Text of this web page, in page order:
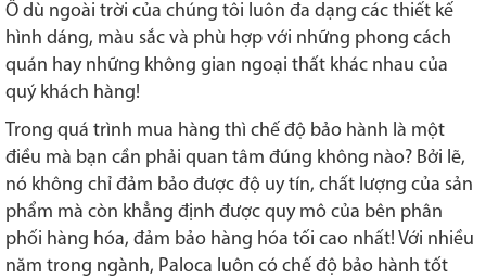
Ô dù ngoài trời của chúng tôi luôn đa dạng các thiết kế
hình dáng, màu sắc và phù hợp với những phong cách
quán hay những không gian ngoại thất khác nhau của
quý khách hàng!
Trong quá trình mua hàng thì chế độ bảo hành là một
điều mà bạn cần phải quan tâm đúng không nào? Bởi lẽ,
nó không chỉ đảm bảo được độ uy tín, chất lượng của sản
phẩm mà còn khẳng định được quy mô của bên phân
phối hàng hóa, đảm bảo hàng hóa tối cao nhất! Với nhiều
năm trong ngành, Paloca luôn có chế độ bảo hành tốt